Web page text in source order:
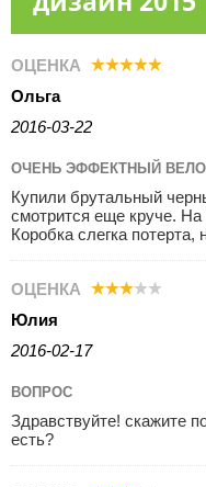
ОЦЕНКА
Ольга
2016-03-22
ОЧЕНЬ ЭФФЕКТНЫЙ
Купили брутальный
смотрится еще круче. На
Коробка слегка
ОЦЕНКА
Юлия
2016-02-17
ВОПРОС
Здравствуйте! скажите
есть?